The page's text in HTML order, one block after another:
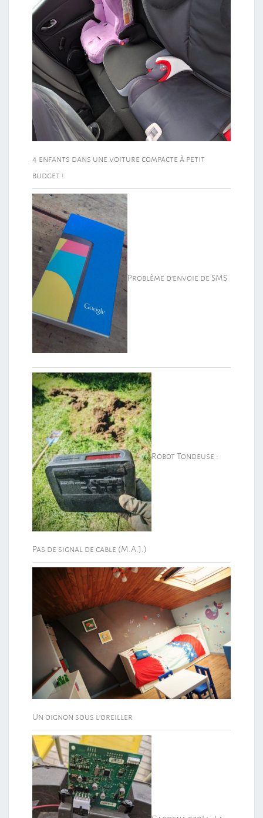
4 enfants dans une voiture compacte à petit
budget !
Problème d’envoie de SMS
Robot Tondeuse :
Pas de signal de cable (M.A.J.)
Un oignon sous l’oreiller